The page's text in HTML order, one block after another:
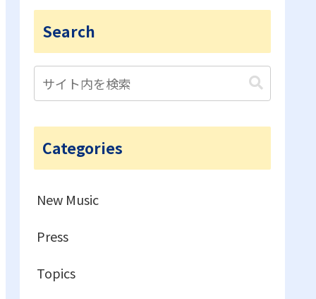
Search
Categories
New Music
Press
Topics